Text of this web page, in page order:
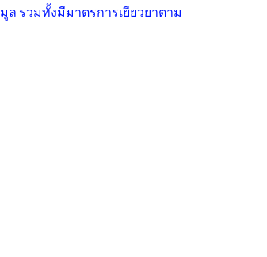
รวมทั้งมีมาตรการเยียวยาตาม